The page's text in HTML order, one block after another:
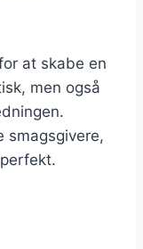
at skabe en
men også
smagsgivere,